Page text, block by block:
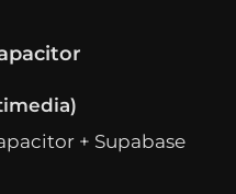
+ Supabase